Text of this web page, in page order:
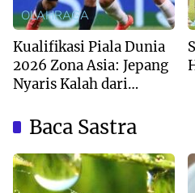
OLAHRAGA
Kualifikasi Piala Dunia
2026 Zona Asia: Jepang
Nyaris Kalah dari
Baca Sastra